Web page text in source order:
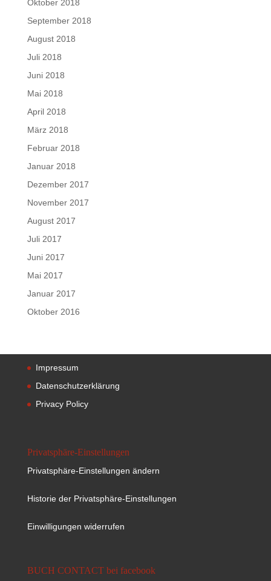
Oktober 2018
September 2018
August 2018
Juli 2018
Juni 2018
Mai 2018
April 2018
März 2018
Februar 2018
Januar 2018
Dezember 2017
November 2017
August 2017
Juli 2017
Juni 2017
Mai 2017
Januar 2017
Oktober 2016
Impressum
Datenschutzerklärung
Privacy Policy
Privatsphäre-Einstellungen
Privatsphäre-Einstellungen ändern
Historie der Privatsphäre-Einstellungen
Einwilligungen widerrufen
BUCH CONTACT bei facebook